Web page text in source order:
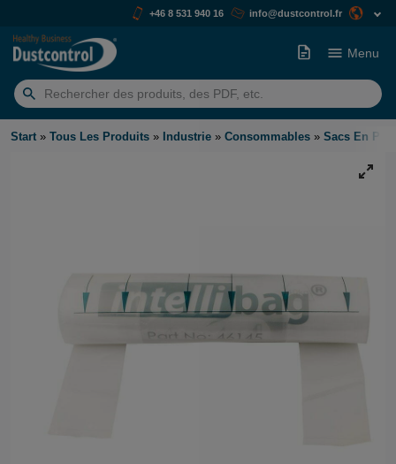
+46 8 531 940 16 info@dustcontrol.fr
Rechercher:
Menu
Start » Tous Les Produits » Industrie » Consommables » Sacs En